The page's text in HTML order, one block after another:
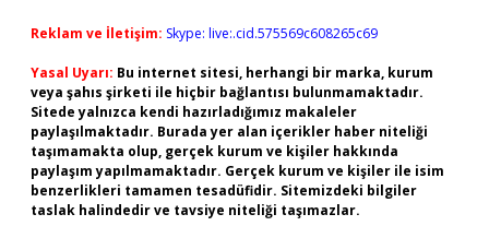
Reklam ve İletişim: Skype: live:.cid.575569c608265c69
Yasal Uyarı: Bu internet sitesi, herhangi bir marka, kurum
veya şahıs şirketi ile hiçbir bağlantısı bulunmamaktadır.
Sitede yalnızca kendi hazırladığımız makaleler
paylaşılmaktadır. Burada yer alan içerikler haber niteliği
taşımamakta olup, gerçek kurum ve kişiler hakkında
paylaşım yapılmamaktadır. Gerçek kurum ve kişiler ile isim
benzerlikleri tamamen tesadüfidir. Sitemizdeki bilgiler
taslak halindedir ve tavsiye niteliği taşımazlar.